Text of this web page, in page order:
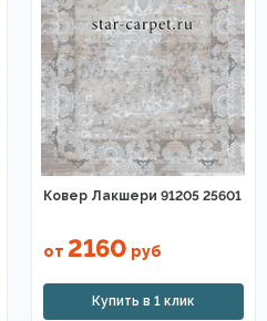
Ковер Лакшери 91205 25601
от 2160 руб